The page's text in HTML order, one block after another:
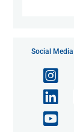
Social Media